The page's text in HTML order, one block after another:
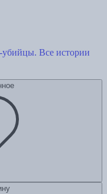
убийцы. Все истории